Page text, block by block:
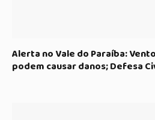
Alerta no Vale do Paraíba:
podem causar danos; Defesa